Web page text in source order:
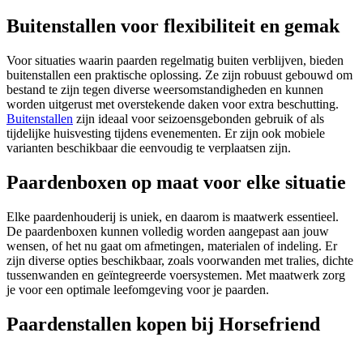
Buitenstallen voor flexibiliteit en gemak
Voor situaties waarin paarden regelmatig buiten verblijven, bieden
buitenstallen een praktische oplossing. Ze zijn robuust gebouwd om
bestand te zijn tegen diverse weersomstandigheden en kunnen
worden uitgerust met overstekende daken voor extra beschutting.
Buitenstallen zijn ideaal voor seizoensgebonden gebruik of als
tijdelijke huisvesting tijdens evenementen. Er zijn ook mobiele
varianten beschikbaar die eenvoudig te verplaatsen zijn.
Paardenboxen op maat voor elke situatie
Elke paardenhouderij is uniek, en daarom is maatwerk essentieel.
De paardenboxen kunnen volledig worden aangepast aan jouw
wensen, of het nu gaat om afmetingen, materialen of indeling. Er
zijn diverse opties beschikbaar, zoals voorwanden met tralies, dichte
tussenwanden en geïntegreerde voersystemen. Met maatwerk zorg
je voor een optimale leefomgeving voor je paarden.
Paardenstallen kopen bij Horsefriend